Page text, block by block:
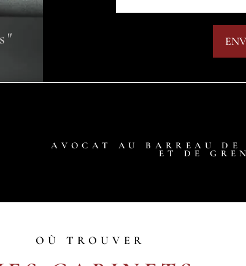
AVOCAT AU BARREAU DE
ET DE
OÙ TROUVER